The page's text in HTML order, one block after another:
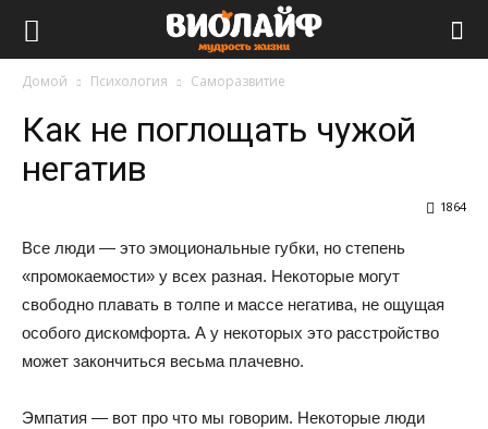
Домой Психология Саморазвитие
Как не поглощать чужой
негатив
1864
Все люди — это эмоциональные губки, но степень
«промокаемости» у всех разная. Некоторые могут
свободно плавать в толпе и массе негатива, не ощущая
особого дискомфорта. А у некоторых это расстройство
может закончиться весьма плачевно.
Эмпатия — вот про что мы говорим. Некоторые люди